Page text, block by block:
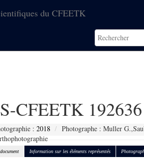
du CFEETK
CFEETK 192636
: 2018
Photographe : Muller
Information sur les éléments représentés